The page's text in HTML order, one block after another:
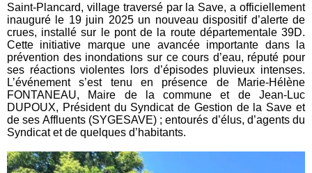
Saint-Plancard, village traversé par la Save, a officiellement
inauguré le 19 juin 2025 un nouveau dispositif d’alerte de
crues, installé sur le pont de la route départementale 39D.
Cette initiative marque une avancée importante dans la
prévention des inondations sur ce cours d’eau, réputé pour
ses réactions violentes lors d’épisodes pluvieux intenses.
L’événement s’est tenu en présence de Marie-Hélène
FONTANEAU, Maire de la commune et de Jean-Luc
DUPOUX, Président du Syndicat de Gestion de la Save et
de ses Affluents (SYGESAVE) ; entourés d’élus, d’agents du
Syndicat et de quelques d’habitants.